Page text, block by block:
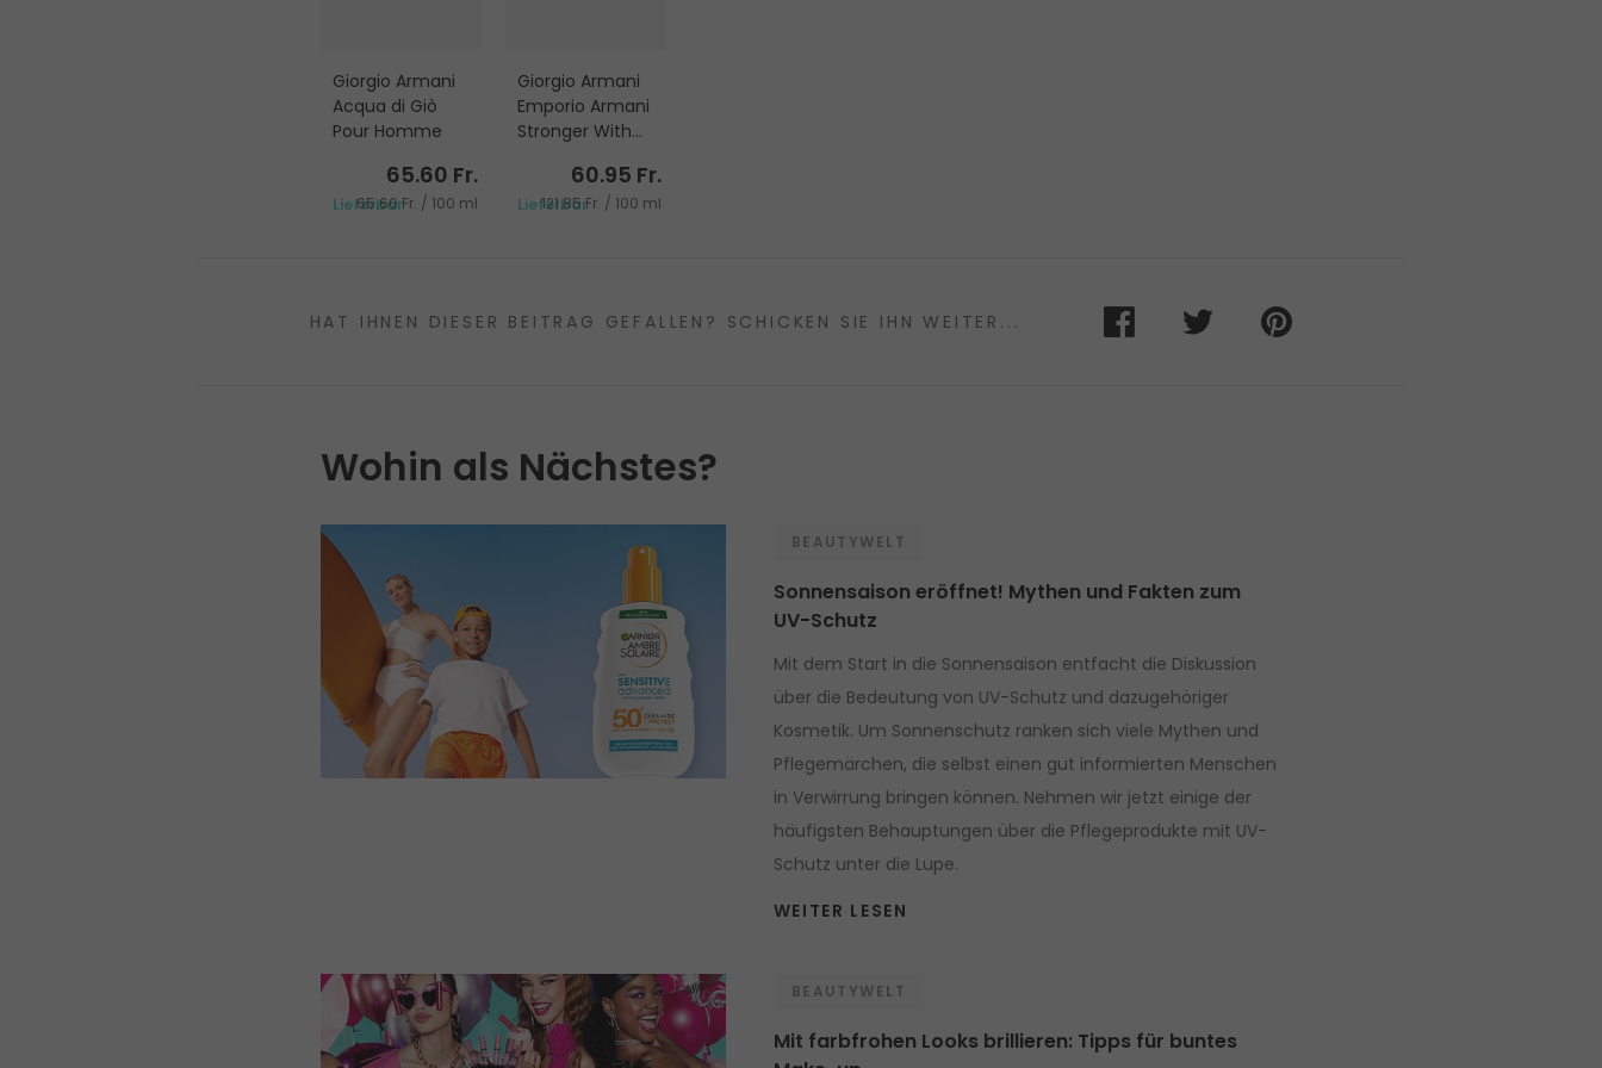
Giorgio Armani
Acqua di Giò
Pour Homme
Lieferbar
65.60 Fr.
65.60 Fr. / 100 ml
Giorgio Armani
Emporio Armani
Stronger With
Lieferbar
60.95 Fr.
121.85 Fr. / 100 ml
HAT IHNEN DIESER BEITRAG GEFALLEN? SCHICKEN SIE IHN WEITER...
Wohin als Nächstes?
BEAUTYWELT
Sonnensaison eröffnet! Mythen und Fakten zum
UV-Schutz
Mit dem Start in die Sonnensaison entfacht die Diskussion
über die Bedeutung von UV-Schutz und dazugehöriger
Kosmetik. Um Sonnenschutz ranken sich viele Mythen und
Pflegemärchen, die selbst einen gut informierten Menschen
in Verwirrung bringen können. Nehmen wir jetzt einige der
häufigsten Behauptungen über die Pflegeprodukte mit UV-
Schutz unter die Lupe.
WEITER LESEN
BEAUTYWELT
Mit farbfrohen Looks brillieren: Tipps für buntes